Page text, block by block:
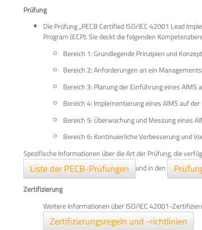
Prüfung
Die Prüfung „PECB Certified ISO/IEC 42001 Lead
Program (ECP). Sie deckt die folgenden
Bereich 1: Grundlegende Prinzipien und
Bereich 2: Anforderungen an ein
Bereich 3: Planung der Einführung eines AIMS
Bereich 4: Implementierung eines AIMS auf
Bereich 5: Überwachung und Messung eines
Bereich 6: Kontinuierliche Verbesserung und
Spezifische Informationen über die Art der Prüfung, die
Liste der PECB-Prüfungen und in den
Zertifizierung
Weitere Informationen über ISO/IEC 42001-
Zertifizierungsregeln und -richtlinien .